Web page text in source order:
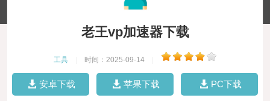
老王vp加速器下载
工具 时间：2025-09-14
安卓下载 苹果下载 PC下载